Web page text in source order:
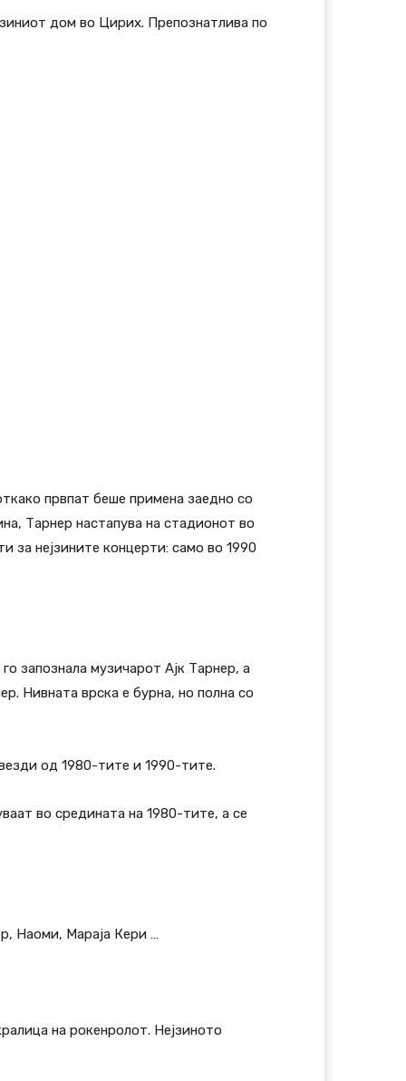
дом во Цирих. Препознатлива по
првпат беше примена заедно со
Тарнер настапува на стадионот во
за нејзините концерти: само во 1990
запознала музичарот Ајк Тарнер, а
Нивната врска е бурна, но полна со
од 1980-тите и 1990-тите.
во средината на 1980-тите, а се
Наоми, Мараја Кери …
на рокенролот. Нејзиното